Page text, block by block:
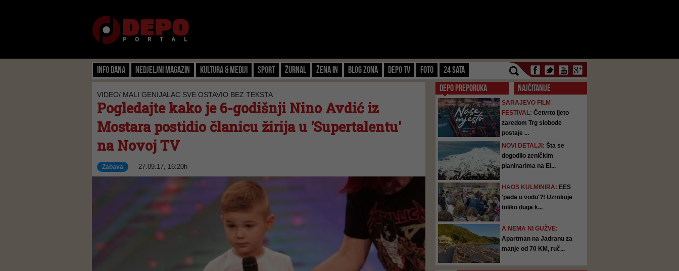
Info dana Nedjeljni magazin Kultura & Mediji Sport Žurnal Žena IN Blog zona Depo TV FOTO 24 SATA
VIDEO/ MALI GENIJALAC SVE OSTAVIO BEZ TEKSTA
Pogledajte kako je 6-godišnji Nino Avdić iz
Mostara postidio članicu žirija u 'Supertalentu'
na Novoj TV
Zabava 27.09.17, 16:20h
DEPO PREPORUKA NAJČITANIJE
SARAJEVO FILM
FESTIVAL: Četvrto ljeto
zaredom Trg slobode
postaje ...
NOVI DETALJI: Šta se
dogodilo zeničkim
planinarima na El...
HAOS KULMINIRA: EES
'pada u vodu'?! Uzrokuje
toliko duga k...
A NEMA NI GUŽVE:
Apartman na Jadranu za
manje od 70 KM, ruč...